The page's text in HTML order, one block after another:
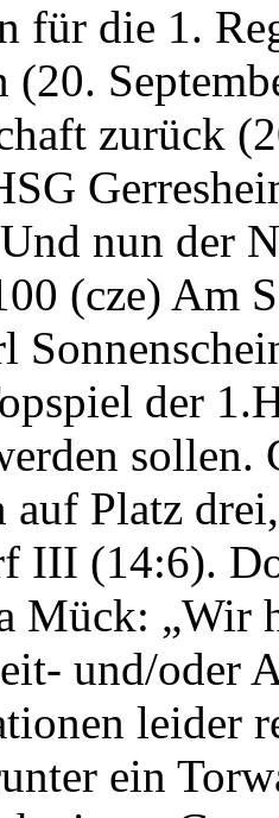
für die 1.
(20.
zurück
nun der
(cze) Am
der
sollen.
auf Platz
III (14:6).
Mück: „Wir
und/oder
leider
ein